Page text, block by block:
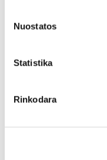
Nuostatos
Statistika
Rinkodara
0,14
GAMINTOJAS
Intercosmetics
Šveicarija